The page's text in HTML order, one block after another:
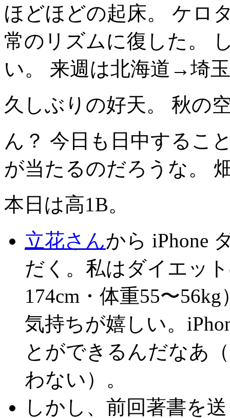
ほどほどの起床。 ケロ
常のリズムに復した。
い。 来週は北海道→埼
久しぶりの好天。 秋の
ん？ 今日も日中する
が当たるのだろうな。
本日は高1B。
立花さんから iPhone
だく。私はダイエッ
174cm・体重55〜
気持ちが嬉しい。
とができるんだなあ
わない）。
しかし、前回著書を